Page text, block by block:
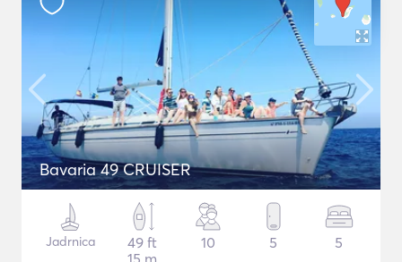
Bavaria 49 CRUISER
Jadrnica
49 ft
15 m
10 5 5